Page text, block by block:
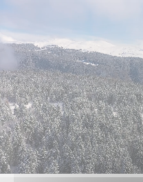
content